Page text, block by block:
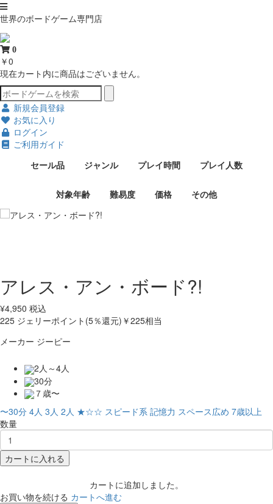
世界のボードゲーム専門店
0
￥0
現在カート内に商品はございません。
新規会員登録
お気に入り
ログイン
ご利用ガイド
セール品
ジャンル プレイ時間 プレイ人数
対象年齢 難易度 価格 その他
アレス・アン・ボード?!
¥4,950 税込
225 ジェリーポイント(5％還元) ￥225相当
メーカー ジーピー
2人～4人
30分
７歳〜
〜30分 4人 3人 2人 ★☆☆ スピード系 記憶力 スペース広め 7歳以上
数量
カートに入れる
カートに追加しました。
お買い物を続ける カートへ進む